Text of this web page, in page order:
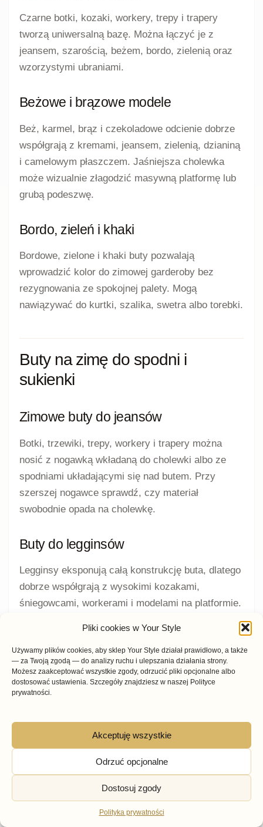
Pliki cookies w Your Style
Używamy plików cookies, aby sklep Your Style działał prawidłowo, a także
— za Twoją zgodą — do analizy ruchu i ulepszania działania strony.
Możesz zaakceptować wszystkie zgody, odrzucić pliki opcjonalne albo
dostosować ustawienia. Szczegóły znajdziesz w naszej Polityce
prywatności.
Akceptuję wszystkie
Odrzuć opcjonalne
Dostosuj zgody
Polityka prywatności
Czarne botki, kozaki, workery, trepy i trapery
tworzą uniwersalną bazę. Można łączyć je z
jeansem, szarością, beżem, bordo, zielenią oraz
wzorzystymi ubraniami.
Beżowe i brązowe modele
Beż, karmel, brąz i czekoladowe odcienie dobrze
współgrają z kremami, jeansem, zielenią, dzianiną
i camelowym płaszczem. Jaśniejsza cholewka
może wizualnie złagodzić masywną platformę lub
grubą podeszwę.
Bordo, zieleń i khaki
Bordowe, zielone i khaki buty pozwalają
wprowadzić kolor do zimowej garderoby bez
rezygnowania ze spokojnej palety. Mogą
nawiązywać do kurtki, szalika, swetra albo torebki.
Buty na zimę do spodni i
sukienki
Zimowe buty do jeansów
Botki, trzewiki, trepy, workery i trapery można
nosić z nogawką wkładaną do cholewki albo ze
spodniami układającymi się nad butem. Przy
szerszej nogawce sprawdź, czy materiał
swobodnie opada na cholewkę.
Buty do legginsów
Legginsy eksponują całą konstrukcję buta, dlatego
dobrze współgrają z wysokimi kozakami,
śniegowcami, workerami i modelami na platformie.
Zimowe buty do sukienki
Kozaki i botki na obcasie mogą uzupełniać bardziej
workery, trepy albo trapery mogą przełamać
delikatniejszy charakter dzianinowej sukienki.
Jak dobrać rozmiar zimowych